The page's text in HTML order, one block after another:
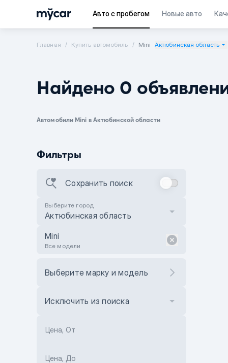
Авто с пробегом Новые авто
Главная Купить автомобиль Mini Актюбинская область
Найдено 0
Автомобили Mini в Актюбинской области
Фильтры
Сохранить поиск
Выберите город
Актюбинская область
Mini
Все модели
Выберите марку и модель
Исключить из поиска
Цена, От
Цена, До